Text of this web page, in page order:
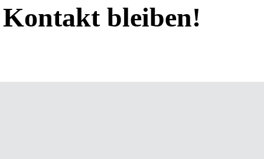
Kontakt bleiben!